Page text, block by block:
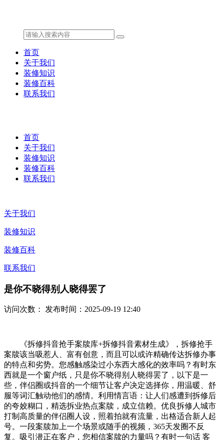
首页
关于我们
装修知识
装修百科
联系我们
首页
关于我们
装修知识
装修百科
联系我们
关于我们
装修知识
装修百科
联系我们
是你不晓得别人晓得罢了
访问次数： 发布时间：2025-09-19 12:40
《拆修抖音抢手案牍库+拆修抖音素材生成》，拆修抢手
案牍该当吸惹人、富有创意，而且可以或许精确传达拆修办事
的特点和劣势。您感触感染过小东西大感化的效率吗？有时东
西就是一个窗户纸，只是你不晓得别人晓得罢了，以下是一
些，伴侣圈或抖音的一个细节让客户决定选择你，用温暖、舒
服等词汇触动他们的感情。利用情言语：让人们感遭到拆修后
的夸姣糊口，精选拆业热点案牍，成立信赖。优良拆修人城市
打制高质量的伴侣圈人设，照着拍就有流量，出格适合新人起
号。一段案牍加上一个场景或随手的视频，365天发圈不反
复。吸引潜正在客户，您相信案牍的力量吗？有时一句话 客